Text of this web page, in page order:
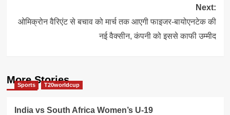
Next:
ओमिक्रोन वैरिएंट से बचाव को मार्च तक आएगी फाइजर-बायोएनटेक की
नई वैक्‍सीन, कंपनी को इससे काफी उम्‍मीद
More Stories
Sports T20worldcup
India vs South Africa Women’s U-19